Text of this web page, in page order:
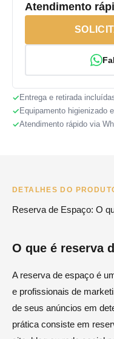
Atendimento
Entrega e retirada
Equipamento higienizado
Atendimento rápido via
DETALHES DO
Reserva de Espaço: O
O que é reserva
A reserva de espaço é
e profissionais de
de seus anúncios em
prática consiste em